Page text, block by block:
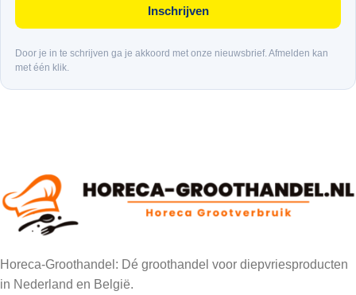
Inschrijven
Door je in te schrijven ga je akkoord met onze nieuwsbrief. Afmelden kan
met één klik.
Horeca-Groothandel: Dé groothandel voor diepvriesproducten
in Nederland en België.